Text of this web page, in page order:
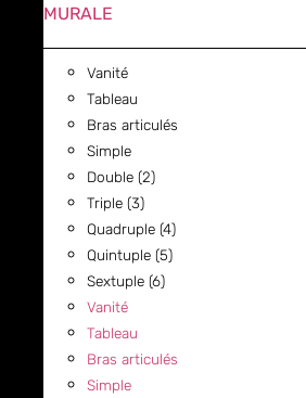
MURALE
Vanité
Tableau
Bras articulés
Simple
Double (2)
Triple (3)
Quadruple (4)
Quintuple (5)
Sextuple (6)
Vanité
Tableau
Bras articulés
Simple